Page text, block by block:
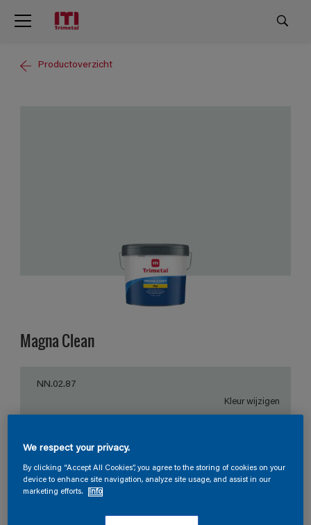
Productoverzicht
Magna Clean
NN.02.87
Kleur wijzigen
1 L 10 L
We respect your privacy.
By clicking “Accept All Cookies”, you agree to the storing of cookies on your
device to enhance site navigation, analyze site usage, and assist in our
marketing efforts.
Info